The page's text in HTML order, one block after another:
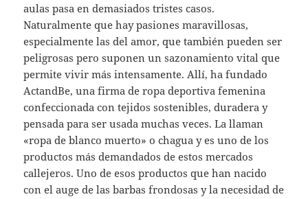
aulas pasa en demasiados tristes casos.
Naturalmente que hay pasiones maravillosas,
especialmente las del amor, que también pueden ser
peligrosas pero suponen un sazonamiento vital que
permite vivir más intensamente. Allí, ha fundado
ActandBe, una firma de ropa deportiva femenina
confeccionada con tejidos sostenibles, duradera y
pensada para ser usada muchas veces. La llaman
«ropa de blanco muerto» o chagua y es uno de los
productos más demandados de estos mercados
callejeros. Uno de esos productos que han nacido
con el auge de las barbas frondosas y la necesidad de